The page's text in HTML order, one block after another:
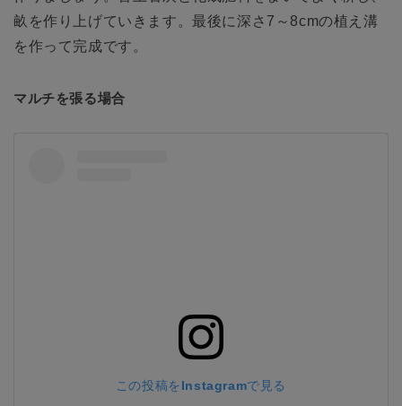
畝を作り上げていきます。最後に深さ7～8cmの植え溝
を作って完成です。
マルチを張る場合
この投稿をInstagramで見る